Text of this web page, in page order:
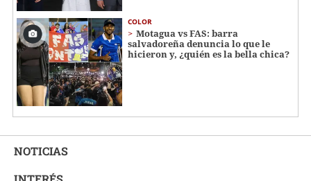
COLOR
Motagua vs FAS: barra
salvadoreña denuncia lo que le
hicieron y, ¿quién es la bella chica?
NOTICIAS